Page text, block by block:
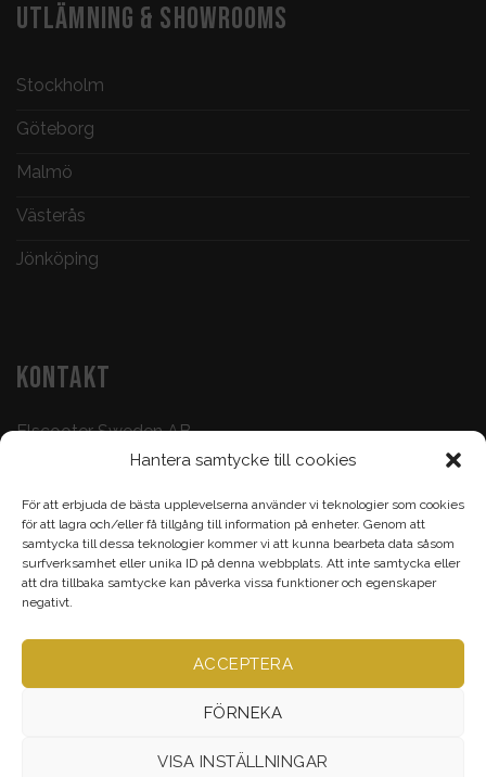
Hantera samtycke till cookies
För att erbjuda de bästa upplevelserna använder vi teknologier som cookies
för att lagra och/eller få tillgång till information på enheter. Genom att
samtycka till dessa teknologier kommer vi att kunna bearbeta data såsom
surfverksamhet eller unika ID på denna webbplats. Att inte samtycka eller
att dra tillbaka samtycke kan påverka vissa funktioner och egenskaper
negativt.
ACCEPTERA
FÖRNEKA
VISA INSTÄLLNINGAR
UTLÄMNING & SHOWROOMS
Stockholm
Göteborg
Malmö
Västerås
Jönköping
KONTAKT
Elscooter Sweden AB
073-500 47 72
Köp & Frågor: 070-395 17 93
Epost:
info@elscootersweden.com
Brunnsgatan 7, Jönköping
Alla rättigheter bevarade ©Elscootersweden.com2026
TILLBEHÖR & RESERVDELAR ELCYKEL